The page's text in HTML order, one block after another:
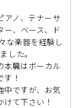
アノ、テナーサ
ー、ベース、ド
な楽器を経験し
した。
本職はボーカル
す！
中ですが、お気
けて下さい！